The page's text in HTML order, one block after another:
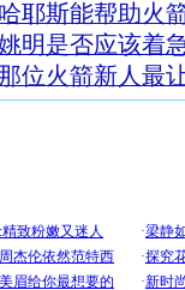
耶斯能帮助火
明是否应该着
位火箭新人最